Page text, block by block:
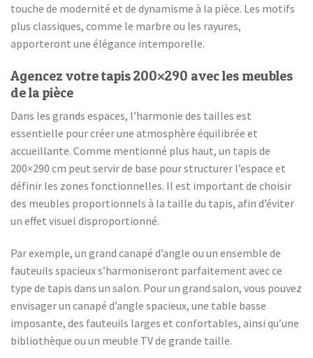
touche de modernité et de dynamisme à la pièce. Les motifs
plus classiques, comme le marbre ou les rayures,
apporteront une élégance intemporelle.
Agencez votre tapis 200×290 avec les meubles
de la pièce
Dans les grands espaces, l’harmonie des tailles est
essentielle pour créer une atmosphère équilibrée et
accueillante. Comme mentionné plus haut, un tapis de
200×290 cm peut servir de base pour structurer l’espace et
définir les zones fonctionnelles. Il est important de choisir
des meubles proportionnels à la taille du tapis, afin d’éviter
un effet visuel disproportionné.
Par exemple, un grand canapé d’angle ou un ensemble de
fauteuils spacieux s’harmoniseront parfaitement avec ce
type de tapis dans un salon. Pour un grand salon, vous pouvez
envisager un canapé d’angle spacieux, une table basse
imposante, des fauteuils larges et confortables, ainsi qu’une
bibliothèque ou un meuble TV de grande taille.